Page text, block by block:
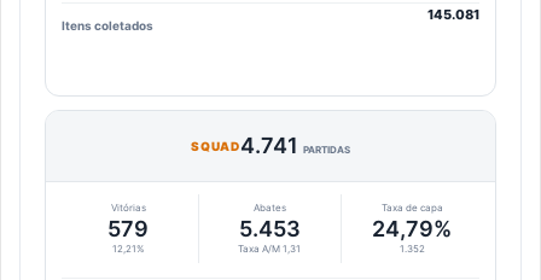
Itens coletados
145.081
SQUAD4.741 PARTIDAS
Vitórias
579
12,21%
Abates
5.453
Taxa A/M 1,31
Taxa de capa
24,79%
1.352